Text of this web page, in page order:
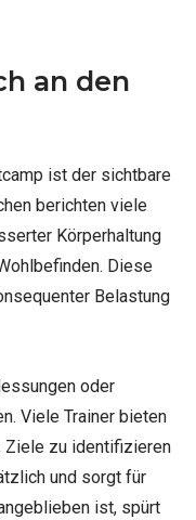
an den
ist der sichtbare
berichten viele
Körperhaltung
Diese
Belastung
oder
Viele Trainer bieten
Ziele zu identifizieren
und sorgt für
ist, spürt